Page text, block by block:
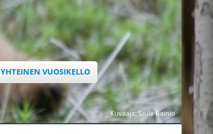
Kuvaaja: Soile Rainio
YHTEINEN VUOSIKELLO